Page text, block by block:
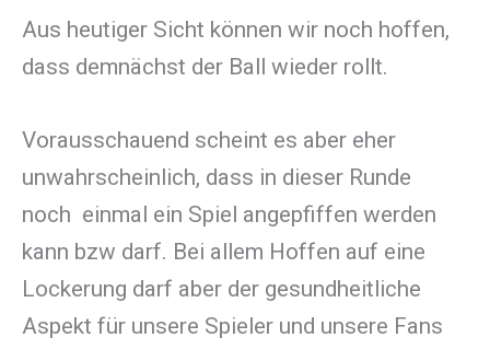
Aus heutiger Sicht können wir noch hoffen,
dass demnächst der Ball wieder rollt.
Vorausschauend scheint es aber eher
unwahrscheinlich, dass in dieser Runde
noch einmal ein Spiel angepfiffen werden
kann bzw darf. Bei allem Hoffen auf eine
Lockerung darf aber der gesundheitliche
Aspekt für unsere Spieler und unsere Fans